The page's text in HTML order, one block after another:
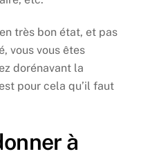
très bon état, et pas
vous vous êtes
dorénavant la
pour cela qu’il faut
à